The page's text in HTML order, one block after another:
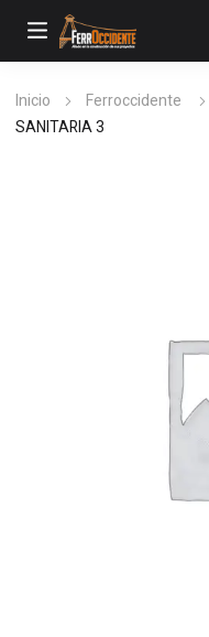
Inicio Ferroccidente
SANITARIA 3